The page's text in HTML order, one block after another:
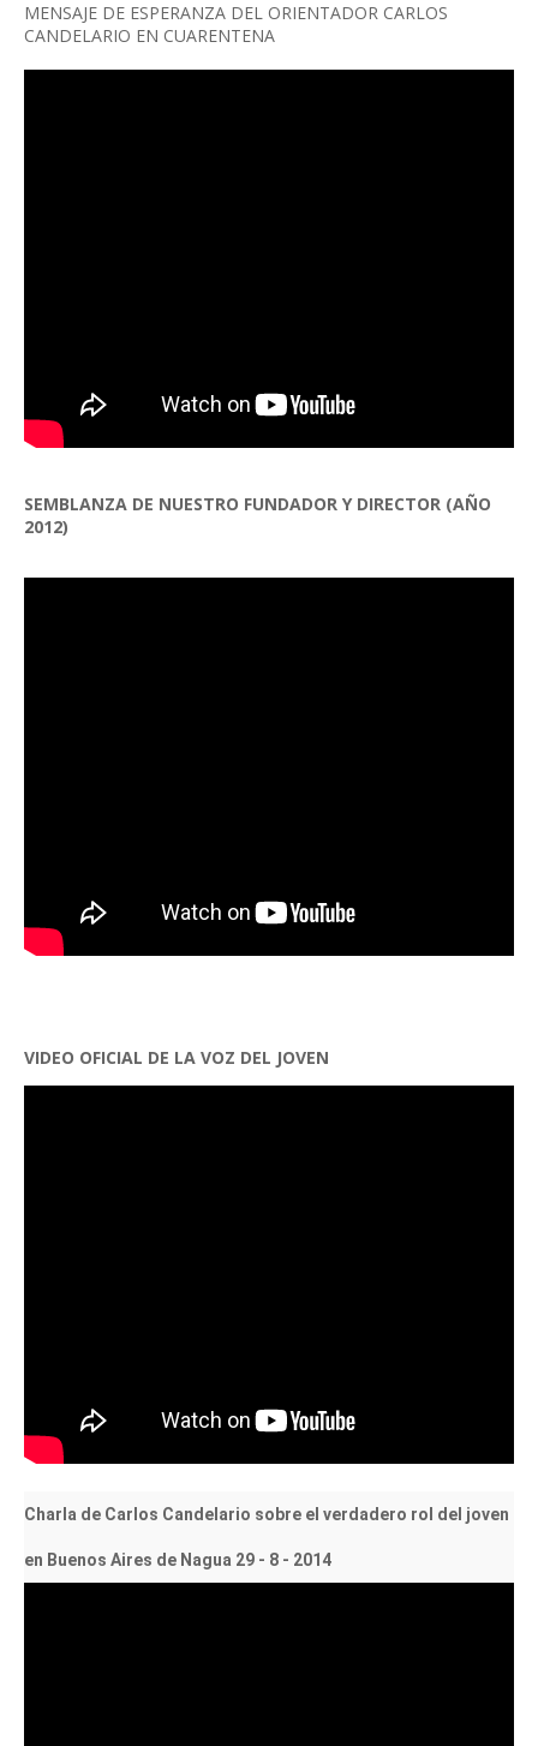
MENSAJE DE ESPERANZA DEL ORIENTADOR CARLOS
CANDELARIO EN CUARENTENA
SEMBLANZA DE NUESTRO FUNDADOR Y DIRECTOR (AÑO
2012)
VIDEO OFICIAL DE LA VOZ DEL JOVEN
Charla de Carlos Candelario sobre el verdadero rol del joven
en Buenos Aires de Nagua 29 - 8 - 2014